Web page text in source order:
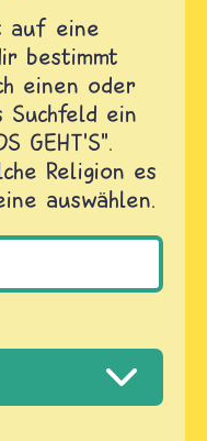
auf eine
bestimmt
einen oder
Suchfeld ein
GEHT'S".
Religion es
auswählen.